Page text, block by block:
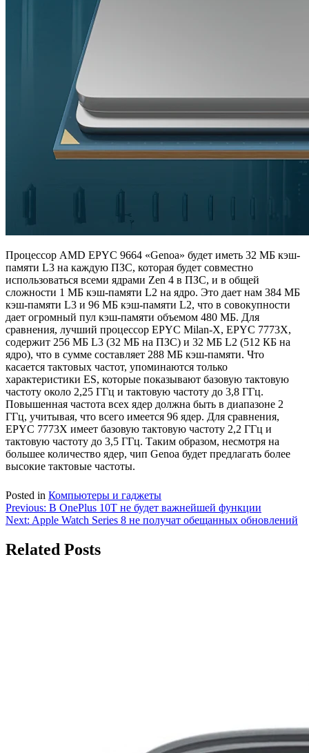
Процессор AMD EPYC 9664 «Genoa» будет иметь 32 МБ кэш-
памяти L3 на каждую ПЗС, которая будет совместно
использоваться всеми ядрами Zen 4 в ПЗС, и в общей
сложности 1 МБ кэш-памяти L2 на ядро. Это дает нам 384 МБ
кэш-памяти L3 и 96 МБ кэш-памяти L2, что в совокупности
дает огромный пул кэш-памяти объемом 480 МБ. Для
сравнения, лучший процессор EPYC Milan-X, EPYC 7773X,
содержит 256 МБ L3 (32 МБ на ПЗС) и 32 МБ L2 (512 КБ на
ядро), что в сумме составляет 288 МБ кэш-памяти. Что
касается тактовых частот, упоминаются только
характеристики ES, которые показывают базовую тактовую
частоту около 2,25 ГГц и тактовую частоту до 3,8 ГГц.
Повышенная частота всех ядер должна быть в диапазоне 2
ГГц, учитывая, что всего имеется 96 ядер. Для сравнения,
EPYC 7773X имеет базовую тактовую частоту 2,2 ГГц и
тактовую частоту до 3,5 ГГц. Таким образом, несмотря на
большее количество ядер, чип Genoa будет предлагать более
высокие тактовые частоты.
Posted in Компьютеры и гаджеты
Навигация
по
записям
Previous: В OnePlus 10T не будет важнейшей функции
Next: Apple Watch Series 8 не получат обещанных обновлений
Related Posts